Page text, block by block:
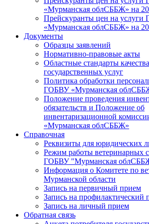
«Мурманская облСББЖ» на
Прейскуранты цен на
«Мурманская облСББЖ» на
Документы
Образцы заявлений
Нормативно-правовые акты
Областные стандарты
государственных услуг
Политика обработки
ГОБВУ «Мурманская
Положение проведения
обязательств и Положение об
инвентаризационной
«Мурманская облСББЖ»
Справочная
Реквизиты для юридических
Режим работы ветеринарных
ГОБВУ "Мурманская
Информация о Комитете по
Мурманской области
Запись на первичный прием
Запись на профилактический
Запись на личный прием
Обратная связь